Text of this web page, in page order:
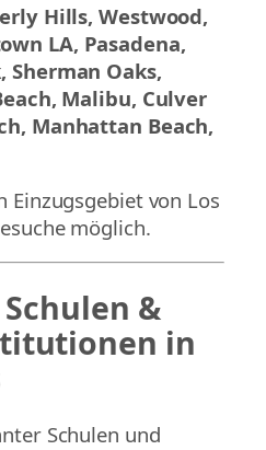
Hills, Westwood,
LA, Pasadena,
Sherman Oaks,
Malibu, Culver
Manhattan Beach,
von Los
möglich.
&
in
Schulen und